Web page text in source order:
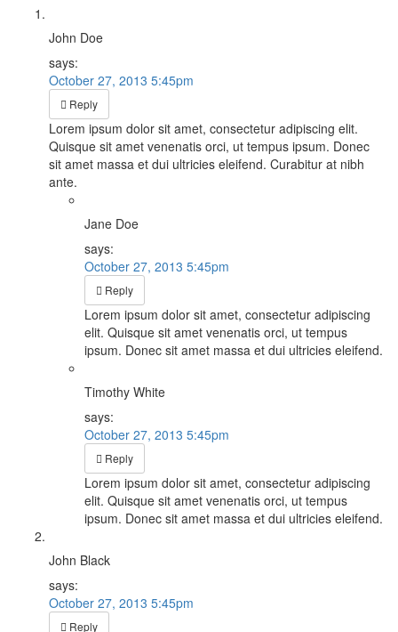
John Doe
says:
October 27, 2013 5:45pm
Reply
Lorem ipsum dolor sit amet, consectetur adipiscing elit.
Quisque sit amet venenatis orci, ut tempus ipsum. Donec
sit amet massa et dui ultricies eleifend. Curabitur at nibh
ante.
Jane Doe
says:
October 27, 2013 5:45pm
Reply
Lorem ipsum dolor sit amet, consectetur adipiscing
elit. Quisque sit amet venenatis orci, ut tempus
ipsum. Donec sit amet massa et dui ultricies eleifend.
Timothy White
says:
October 27, 2013 5:45pm
Reply
Lorem ipsum dolor sit amet, consectetur adipiscing
elit. Quisque sit amet venenatis orci, ut tempus
ipsum. Donec sit amet massa et dui ultricies eleifend.
John Black
says:
October 27, 2013 5:45pm
Reply